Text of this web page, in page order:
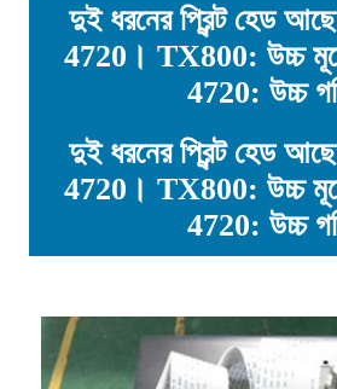
দুই ধরনের প্রিন্ট হেড
4720। TX800: উচ্চ
4720: উচ্চ
দুই ধরনের প্রিন্ট হেড
4720। TX800: উচ্চ
4720: উচ্চ